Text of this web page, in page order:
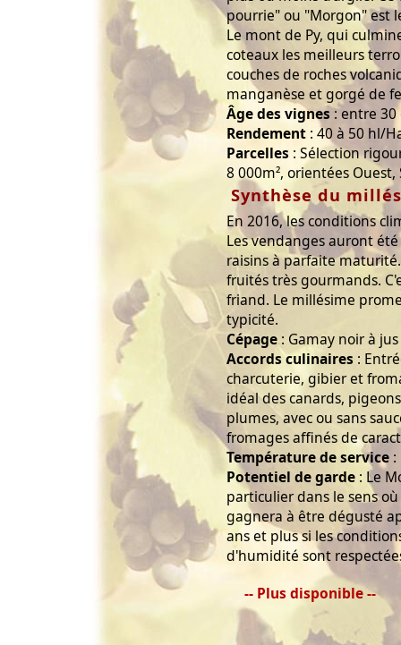
pourrie" ou "Morgon" est
Le mont de Py, qui
coteaux les meilleurs
couches de roches
manganèse et gorgé de
Âge des vignes: entre 30
Rendement : 40 à 50 hl/
Parcelles : Sélection
8 000m², orientées
Synthèse du
En 2016, les conditions
Les vendanges auront
raisins à parfaite
fruités très gourmands.
friand. Le millésime
typicité.
Cépage : Gamay noir à
Accords culinaires :
charcuterie, gibier et
idéal des canards,
plumes, avec ou sans
fromages affinés de
Température de service :
Potentiel de garde : Le
particulier dans le sens
gagnera à être dégusté
ans et plus si les
d'humidité sont
-- Plus disponible --